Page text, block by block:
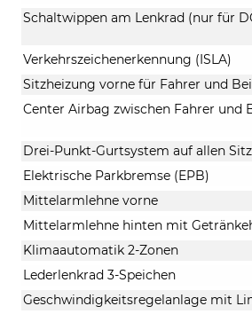
Schaltwippen am Lenkrad (nur für
Verkehrszeichenerkennung (ISLA)
Sitzheizung vorne für Fahrer und
Center Airbag zwischen Fahrer und
Drei-Punkt-Gurtsystem auf allen
Elektrische Parkbremse (EPB)
Mittelarmlehne vorne
Mittelarmlehne hinten mit
Klimaautomatik 2-Zonen
Lederlenkrad 3-Speichen
Geschwindigkeitsregelanlage mit